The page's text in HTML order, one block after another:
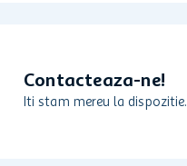
Contacteaza-ne!
Iti stam mereu la dispozitie.